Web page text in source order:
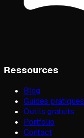
Ressources
Blog
Guides pratiques
Outils gratuits
Portfolio
Contact